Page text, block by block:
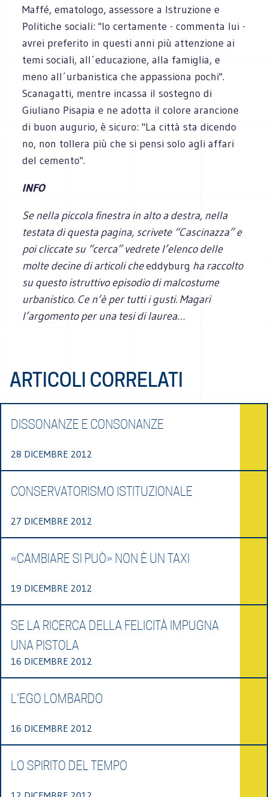
Maffé, ematologo, assessore a Istruzione e
Politiche sociali: "Io certamente - commenta lui -
avrei preferito in questi anni più attenzione ai
temi sociali, all´educazione, alla famiglia, e
meno all´urbanistica che appassiona pochi".
Scanagatti, mentre incassa il sostegno di
Giuliano Pisapia e ne adotta il colore arancione
di buon augurio, è sicuro: "La città sta dicendo
no, non tollera più che si pensi solo agli affari
del cemento".
INFO
Se nella piccola finestra in alto a destra, nella
testata di questa pagina, scrivete “Cascinazza” e
poi cliccate su “cerca” vedrete l’elenco delle
molte decine di articoli cheeddyburg ha raccolto
su questo istruttivo episodio di malcostume
urbanistico. Ce n’è per tutti i gusti. Magari
l’argomento per una tesi di laurea…
ARTICOLI CORRELATI
DISSONANZE E CONSONANZE
28 DICEMBRE 2012
CONSERVATORISMO ISTITUZIONALE
27 DICEMBRE 2012
«CAMBIARE SI PUÒ» NON È UN TAXI
19 DICEMBRE 2012
SE LA RICERCA DELLA FELICITÀ IMPUGNA
UNA PISTOLA
16 DICEMBRE 2012
L’EGO LOMBARDO
16 DICEMBRE 2012
LO SPIRITO DEL TEMPO